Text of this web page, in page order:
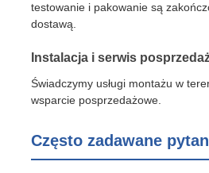
testowanie i pakowanie są
dostawą.
Instalacja i serwis
Świadczymy usługi montażu w
wsparcie posprzedażowe.
Często zadawane